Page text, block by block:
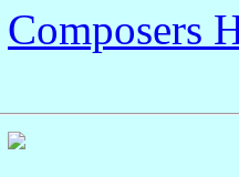
Composers